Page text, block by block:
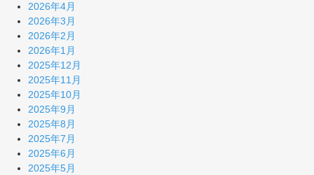
2026年4月
2026年3月
2026年2月
2026年1月
2025年12月
2025年11月
2025年10月
2025年9月
2025年8月
2025年7月
2025年6月
2025年5月